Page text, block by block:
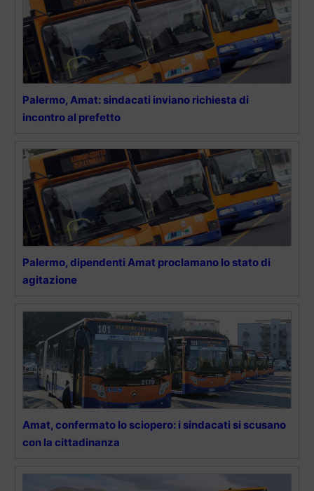
Palermo, Amat: sindacati inviano richiesta di
incontro al prefetto
Palermo, dipendenti Amat proclamano lo stato di
agitazione
Amat, confermato lo sciopero: i sindacati si scusano
con la cittadinanza